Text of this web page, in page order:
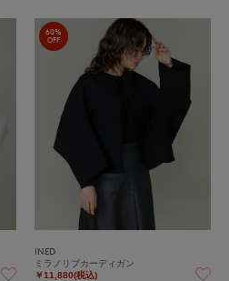
60%
OFF
INED
ミラノリブカーディガン
￥11,880(税込)